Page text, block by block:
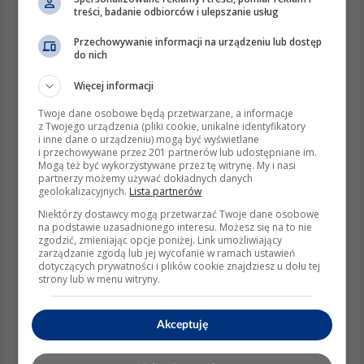
Kąt zapłonu – klin koła zamachowego
aluminiowy klin potrafi się ściąć. Iskra
zgranie rowków wału i koła; nawet
rozruch.
Dolot/wydech
Fałszywe powietrze: uszczelka pod
gaźnikiem/kolektorem, pęknięty króciec
– mieszanka zbyt uboga, brak reakcji na
Zatkany tłumik (nagar/gniazdo
owadów) – na próbę odpal bez tłumika.
Zasilanie elektryczne i prędkość kręcenia
Akumulator pod obciążeniem nie
powinien spaść poniżej ok. 10 V w
trakcie kręcenia. Zbyt wolne obroty =
słaba energia iskry (magneto zależy od
treści, badanie odbiorców i ulepszanie usług
Przechowywanie informacji na urządzeniu lub dostęp
do nich
Więcej informacji
Twoje dane osobowe będą przetwarzane, a informacje
z Twojego urządzenia (pliki cookie, unikalne identyfikatory
i inne dane o urządzeniu) mogą być wyświetlane
i przechowywane przez 201 partnerów lub udostępniane im.
Mogą też być wykorzystywane przez tę witrynę. My i nasi
partnerzy możemy używać dokładnych danych
geolokalizacyjnych. Lista partnerów
Niektórzy dostawcy mogą przetwarzać Twoje dane osobowe
na podstawie uzasadnionego interesu. Możesz się na to nie
zgodzić, zmieniając opcje poniżej. Link umożliwiający
zarządzanie zgodą lub jej wycofanie w ramach ustawień
dotyczących prywatności i plików cookie znajdziesz u dołu tej
strony lub w menu witryny.
Akceptuję